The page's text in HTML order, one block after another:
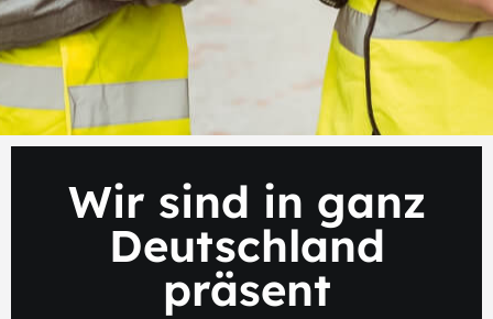
Wir sind in ganz
Deutschland
präsent